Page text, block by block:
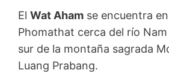
El Wat Aham se encuentra
Phomathat cerca del río
sur de la montaña sagrada
Luang Prabang.